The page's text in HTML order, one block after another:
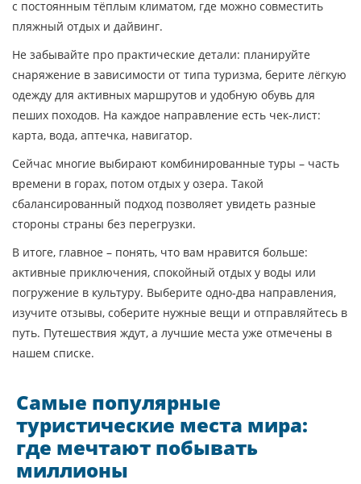
с постоянным тёплым климатом, где можно совместить
пляжный отдых и дайвинг.
Не забывайте про практические детали: планируйте
снаряжение в зависимости от типа туризма, берите лёгкую
одежду для активных маршрутов и удобную обувь для
пеших походов. На каждое направление есть чек‑лист:
карта, вода, аптечка, навигатор.
Сейчас многие выбирают комбинированные туры – часть
времени в горах, потом отдых у озера. Такой
сбалансированный подход позволяет увидеть разные
стороны страны без перегрузки.
В итоге, главное – понять, что вам нравится больше:
активные приключения, спокойный отдых у воды или
погружение в культуру. Выберите одно‑два направления,
изучите отзывы, соберите нужные вещи и отправляйтесь в
путь. Путешествия ждут, а лучшие места уже отмечены в
нашем списке.
Самые популярные
туристические места мира:
где мечтают побывать
миллионы